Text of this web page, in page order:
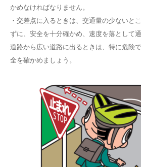
かめなければなりません。
・交差点に入るときは、交通量の少ないと
ずに、安全を十分確かめ、速度を落として
道路から広い道路に出るときは、特に危険
全を確かめましょう。